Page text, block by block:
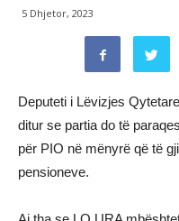
5 Dhjetor, 2023
Deputeti i Lëvizjes
ditur se partia do të
për PIO në mënyrë që të
pensioneve.